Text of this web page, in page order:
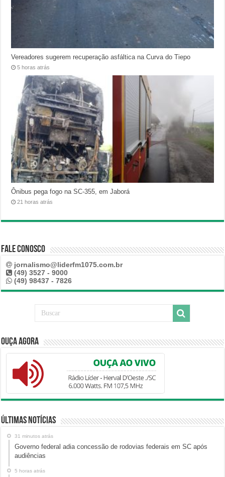
Vereadores sugerem recuperação asfáltica na Curva do Tiepo
5 horas atrás
Ônibus pega fogo na SC-355, em Jaborá
21 horas atrás
Fale Conosco
jornalismo@liderfm1075.com.br
(49) 3527 - 9000
(49) 98437 - 7826
Ouça Agora
Últimas Notícias
31 minutos atrás
Governo federal adia concessão de rodovias federais em SC após
audiências
5 horas atrás